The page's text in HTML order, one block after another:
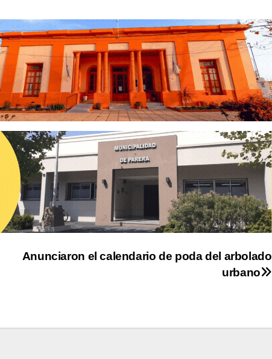
Anunciaron el calendario de poda del arbolado
urbano